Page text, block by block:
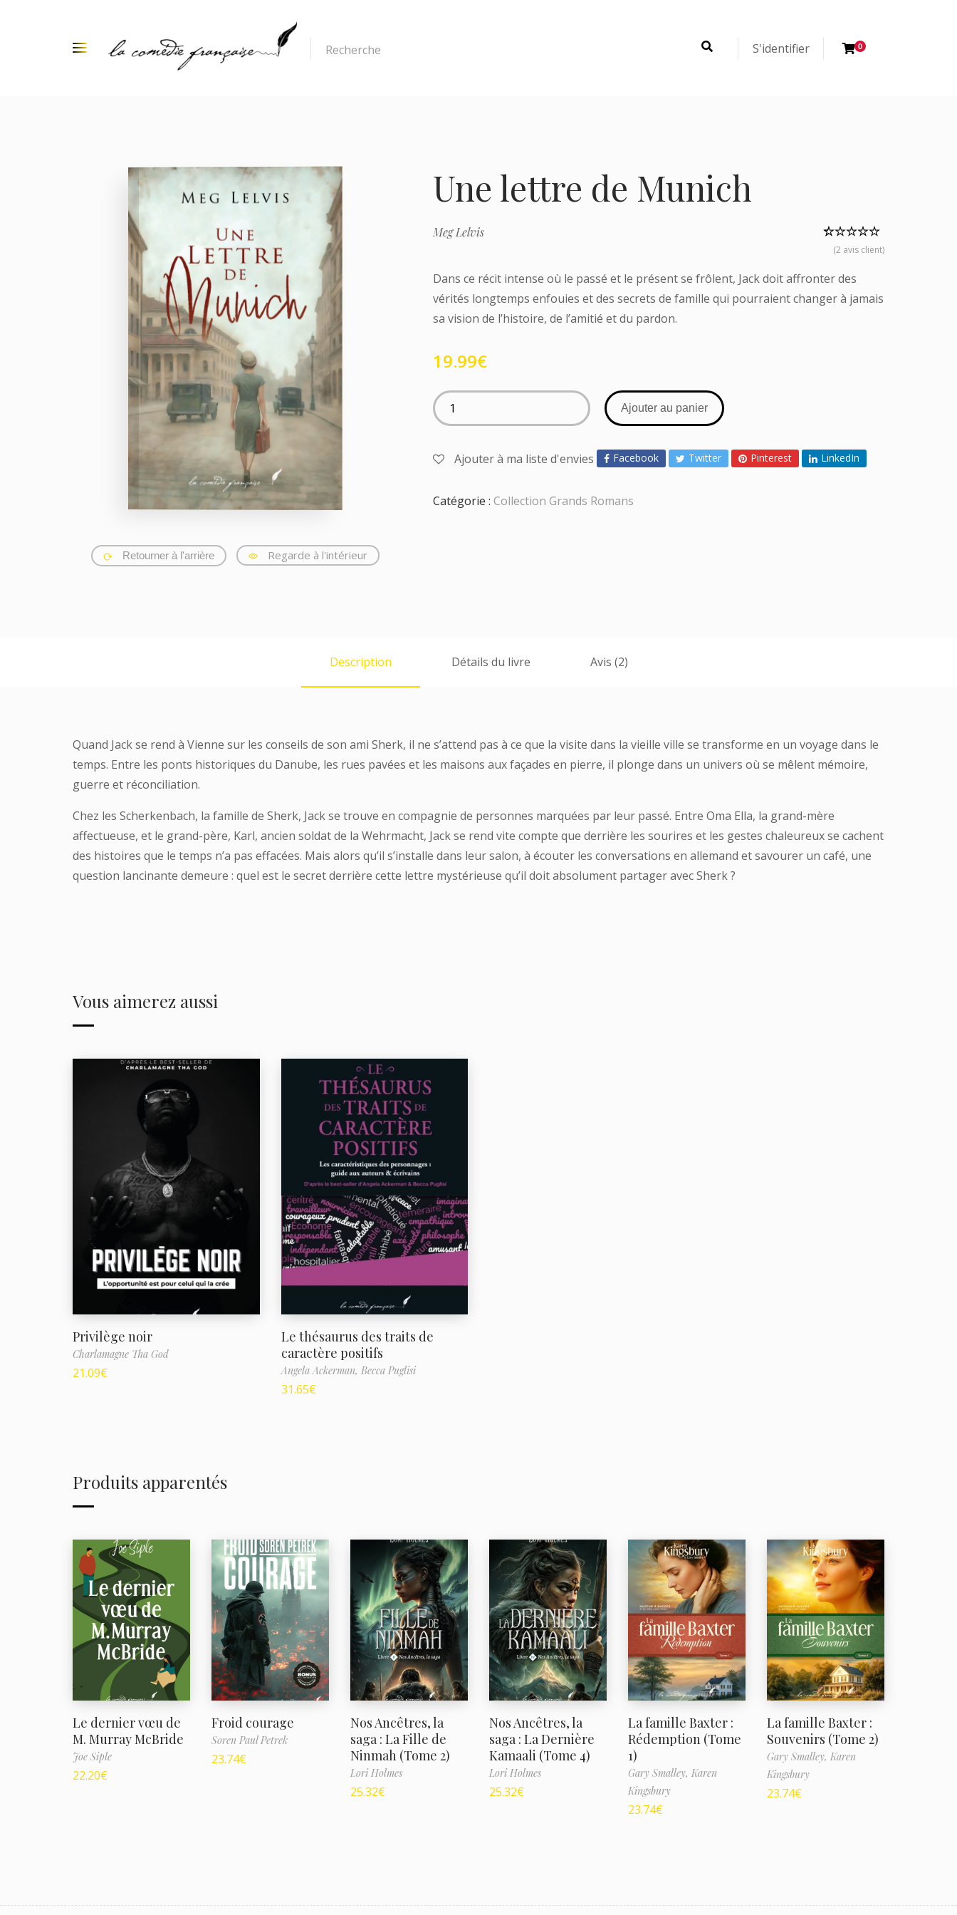
Recherche S'identifier 0
Retourner à l'arrière Regarde à l'intérieur
Une lettre de Munich
Meg Lelvis
Noté5.00
client
(2 avis client)
Dans ce récit intense où le passé et le présent se frôlent, Jack doit affronter des
vérités longtemps enfouies et des secrets de famille qui pourraient changer à jamais
sa vision de l’histoire, de l’amitié et du pardon.
19.99€
Ajouter au panier
Ajouter à ma liste d'envies Facebook Twitter Pinterest LinkedIn
Catégorie : Collection Grands Romans
Description Détails du livre Avis (2)
Quand Jack se rend à Vienne sur les conseils de son ami Sherk, il ne s’attend pas à ce que la visite dans la vieille ville se transforme en un voyage dans le
temps. Entre les ponts historiques du Danube, les rues pavées et les maisons aux façades en pierre, il plonge dans un univers où se mêlent mémoire,
guerre et réconciliation.
Chez les Scherkenbach, la famille de Sherk, Jack se trouve en compagnie de personnes marquées par leur passé. Entre Oma Ella, la grand-mère
affectueuse, et le grand-père, Karl, ancien soldat de la Wehrmacht, Jack se rend vite compte que derrière les sourires et les gestes chaleureux se cachent
des histoires que le temps n’a pas effacées. Mais alors qu’il s’installe dans leur salon, à écouter les conversations en allemand et savourer un café, une
question lancinante demeure : quel est le secret derrière cette lettre mystérieuse qu’il doit absolument partager avec Sherk ?
Vous aimerez aussi
Privilège noir
Charlamagne Tha God
21.09€
Le thésaurus des traits de
caractère positifs
Angela Ackerman, Becca Puglisi
31.65€
Produits apparentés
Le dernier vœu de
M. Murray McBride
Joe Siple
22.20€
Froid courage
Soren Paul Petrek
23.74€
Nos Ancêtres, la
saga : La Fille de
Ninmah (Tome 2)
Lori Holmes
25.32€
Nos Ancêtres, la
saga : La Dernière
Kamaali (Tome 4)
Lori Holmes
25.32€
La famille Baxter :
Rédemption (Tome
1)
Gary Smalley, Karen
Kingsbury
23.74€
La famille Baxter :
Souvenirs (Tome 2)
Gary Smalley, Karen
Kingsbury
23.74€